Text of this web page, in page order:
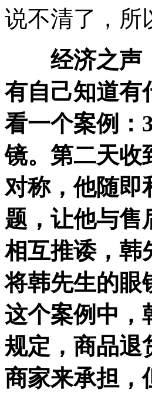
说不清了，所
经济之声
有自己知道有
看一个案例：
镜。第二天收
对称，他随即
题，让他与售
相互推诿，韩
将韩先生的眼
这个案例中，
规定，商品退
商家来承担，